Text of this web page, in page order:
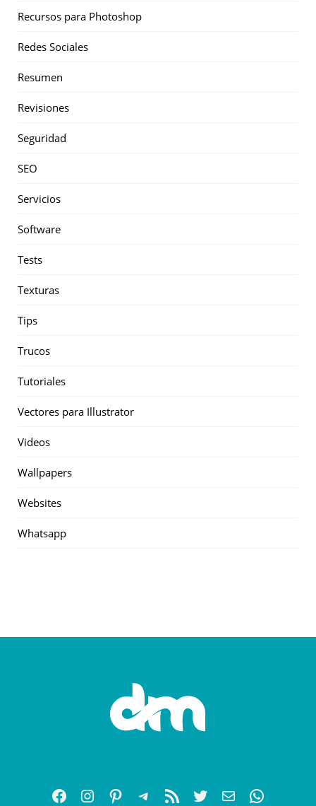
Recursos para Photoshop
Redes Sociales
Resumen
Revisiones
Seguridad
SEO
Servicios
Software
Tests
Texturas
Tips
Trucos
Tutoriales
Vectores para Illustrator
Videos
Wallpapers
Websites
Whatsapp